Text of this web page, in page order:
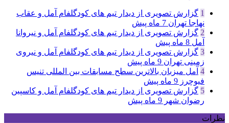
1 گزارش تصویری از دیدار تیم های کودگلفام آمل و عقاب
نهاجا تهران 7 ماه پیش
2 گزارش تصویری از دیدار تیم های کودگلفام آمل و نیروانا
آمل 8 ماه پیش
3 گزارش تصویری از دیدار تیم های کودگلفام آمل و نیروی
زمینی تهران 9 ماه پیش
4 آمل میزبان بالاترین سطح مسابقات بین المللی تنیس
فیوچرز 9 ماه پیش
5 گزارش تصویری از دیدار تیم های کودگلفام آمل و کاسپین
رضوان شهر 9 ماه پیش
نظرات